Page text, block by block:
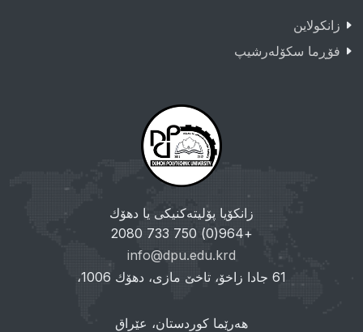
زانکولاین
فۆڕما سکۆلەرشیپ
زانکۆیا پۆلیتەکنیکی یا دهۆك
+964(0) 750 733 2080
info@dpu.edu.krd
61 جادا زاخۆ، تاخێ مازی، دهۆك 1006،
هەرێما کوردستان، عێراق